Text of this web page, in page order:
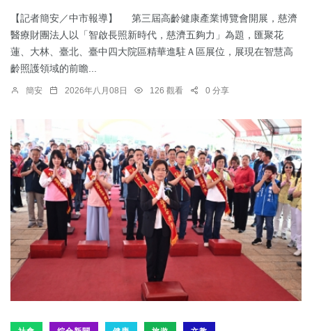
【記者簡安／中市報導】 第三屆高齡健康產業博覽會開展，慈濟
醫療財團法人以「智啟長照新時代，慈濟五夠力」為題，匯聚花
蓮、大林、臺北、臺中四大院區精華進駐Ａ區展位，展現在智慧高
齡照護領域的前瞻...
簡安 2026年八月08日 126 觀看 0 分享